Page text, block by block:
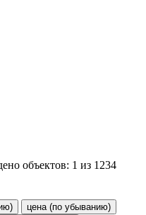
объектов: 1 из 1234
цена (по убыванию)